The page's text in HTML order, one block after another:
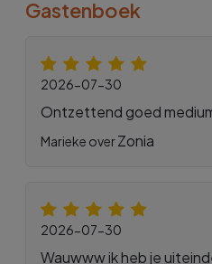
Gastenboek
2026-07-30
Ontzettend goed
Marieke overZonia
2026-07-30
Wauwww ik heb je